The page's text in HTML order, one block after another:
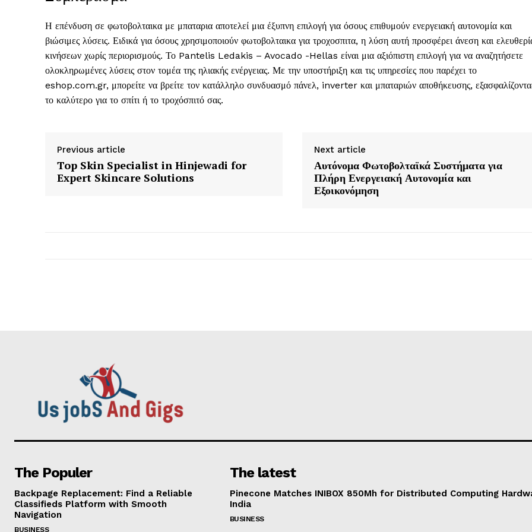
Η επένδυση σε φωτοβολταικα με μπαταρια αποτελεί μια έξυπνη επιλογή για όσους επιθυμούν ενεργειακή αυτονομία και
βιώσιμες λύσεις. Ειδικά για όσους χρησιμοποιούν φωτοβολταικα για τροχοσπιτα, η λύση αυτή προσφέρει άνεση και
κινήσεων χωρίς περιορισμούς. Το Pantelis Ledakis – Avocado -Hellas είναι μια αξιόπιστη επιλογή για να αναζητήσετε
ολοκληρωμένες λύσεις στον τομέα της ηλιακής ενέργειας. Με την υποστήριξη και τις υπηρεσίες που παρέχει το
eshop.com.gr, μπορείτε να βρείτε τον κατάλληλο συνδυασμό πάνελ, inverter και μπαταριών αποθήκευσης,
το καλύτερο για το σπίτι ή το τροχόσπιτό σας.
Previous article
Top Skin Specialist in Hinjewadi for
Expert Skincare Solutions
Next article
Αυτόνομα Φωτοβολταϊκά Συστήματα για
Πλήρη Ενεργειακή Αυτονομία και
Εξοικονόμηση
The Populer
Backpage Replacement: Find a Reliable
Classifieds Platform with Smooth
Navigation
BUSINESS
The latest
Pinecone Matches INIBOX 850Mh for Distributed Computing
India
BUSINESS